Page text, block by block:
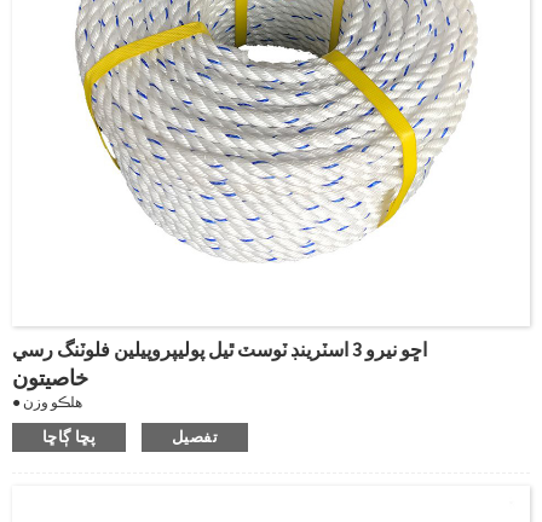
اڇو نيرو 3 اسٽرينڊ ٽوسٽ ٿيل پوليپروپيلين فلوٽنگ رسي
خاصيتون
● هلڪو وزن
● اعلي طاقت
● روٽ ۽ پاڻي مزاحمتي
پڇا ڳاڇا تفصيل